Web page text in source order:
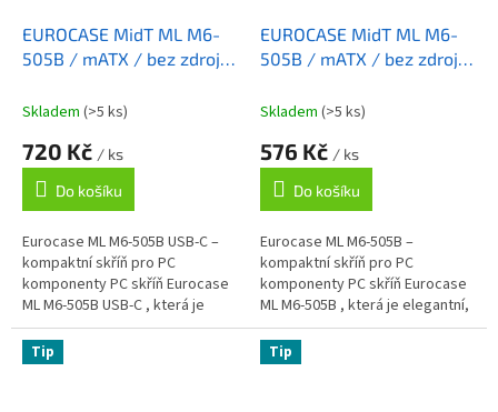
EUROCASE MidT ML M6-
505B / mATX / bez zdroje
černá
Skladem (>5 ks)
720 Kč / ks
Do košíku
Eurocase ML M6-505B USB-C –
kompaktní skříň pro PC
komponenty PC skříň Eurocase
ML M6-505B USB-C , která je
elegantní, praktická,
prostorově úsporná a poskytne
ideální zázemí...
EUROCASE MidT ML M6-
505B / mATX / bez zdroje
Skladem (>5 ks)
576 Kč / ks
Do košíku
Eurocase ML M6-505B –
kompaktní skříň pro PC
komponenty PC skříň Eurocase
ML M6-505B , která je elegantní,
praktická, prostorově úsporná a
poskytne ideální zázemí pro
stavbu...
Tip Tip